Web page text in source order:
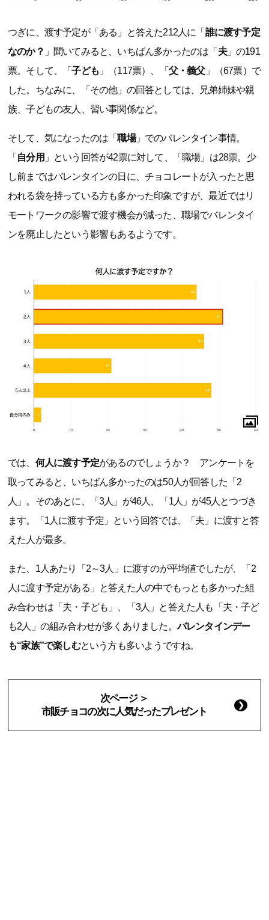
つぎに、渡す予定が「ある」と答えた212人に「 誰に渡す予定
なのか？ 」聞いてみると、いちばん多かったのは「 夫」の191
票。そして、「子ども 」（117票）、「 父・義父」（67票）で
した。ちなみに、「その他」の回答としては、兄弟姉妹や親
族、子どもの友人、習い事関係など。
そして、気になったのは「職場」でのバレンタイン事情。
「 自分用 」という回答が42票に対して、「職場」は28票。少
し前まではバレンタインの日に、チョコレートが入ったと思
われる袋を持っている方も多かった印象ですが、最近ではリ
モートワークの影響で渡す機会が減った、職場でバレンタイ
ンを廃止したという影響もあるようです。
では、 何人に渡す予定があるのでしょうか？ アンケートを
取ってみると、いちばん多かったのは50人が回答した「2
人」。そのあとに、「3人」が46人、「1人」が45人とつづき
ます。「1人に渡す予定」という回答では、「夫」に渡すと答
えた人が最多。
また、1人あたり「2～3人」に渡すのが平均値でしたが、「2
人に渡す予定がある」と答えた人の中でもっとも多かった組
み合わせは「夫・子ども」、「3人」と答えた人も「夫・子ど
も2人」の組み合わせが多くありました。バレンタインデー
も“家族”で楽しむという方も多いようですね。
次ページ ＞
市販チョコの次に人気だったプレゼント